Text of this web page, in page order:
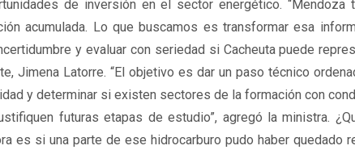
de inversión en el sector energético.
acumulada. Lo que buscamos es transformar esa
y evaluar con seriedad si Cacheuta puede
Jimena Latorre. “El objetivo es dar un paso técnico
y determinar si existen sectores de la formación con
futuras etapas de estudio”, agregó la ministra.
es si una parte de ese hidrocarburo pudo haber quedado